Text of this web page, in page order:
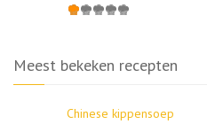
Meest bekeken recepten
Chinese kippensoep